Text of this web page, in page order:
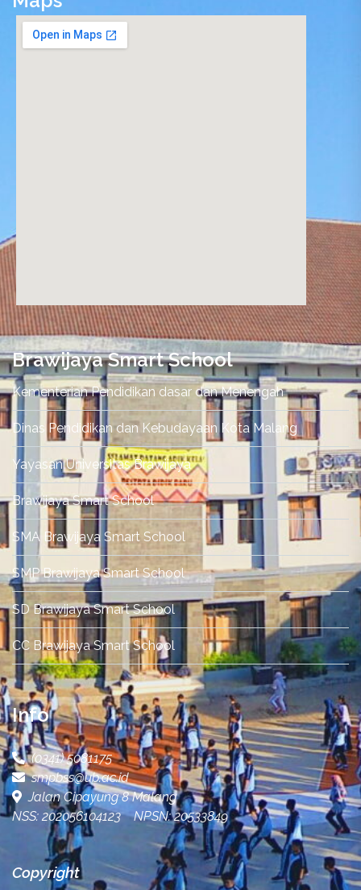
nordvpn promo code
Brawijaya Smart School
Kementerian Pendidikan dasar dan Menengah
Dinas Pendidikan dan Kebudayaan Kota Malang
Yayasan Universitas Brawijaya
Brawijaya Smart School
SMA Brawijaya Smart School
SMP Brawijaya Smart School
SD Brawijaya Smart School
CC Brawijaya Smart School
Info
(0341) 5081175
smpbss@ub.ac.id
Jalan Cipayung 8 Malang
NSS: 202056104123 NPSN: 20533849
Copyright